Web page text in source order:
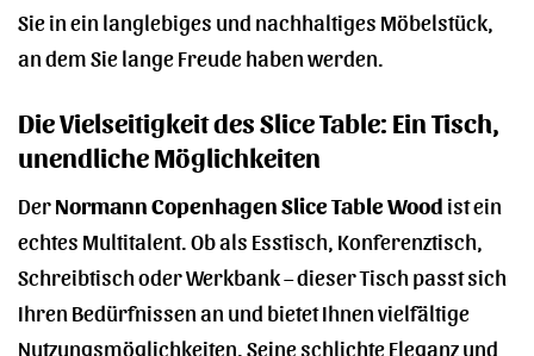
Sie in ein langlebiges und nachhaltiges Möbelstück,
an dem Sie lange Freude haben werden.
Die Vielseitigkeit des Slice Table: Ein Tisch,
unendliche Möglichkeiten
DerNormann Copenhagen Slice Table Wood ist ein
echtes Multitalent. Ob als Esstisch, Konferenztisch,
Schreibtisch oder Werkbank – dieser Tisch passt sich
Ihren Bedürfnissen an und bietet Ihnen vielfältige
Nutzungsmöglichkeiten. Seine schlichte Eleganz und